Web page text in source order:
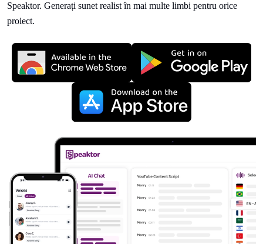
Speaktor. Generați sunet realist în mai multe limbi pentru orice
proiect.